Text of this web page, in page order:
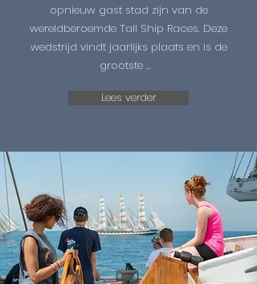
opnieuw gast stad zijn van de
wereldberoemde Tall Ship Races. Deze
wedstrijd vindt jaarlijks plaats en is de
grootste ...
Lees verder